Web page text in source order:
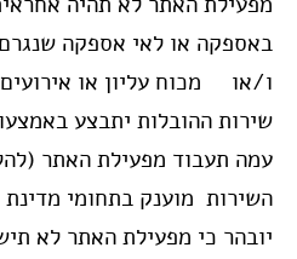
באספקה או לאי אספקה
ו/או מכוח עליון או
שירות ההובלות יתבצע
עמה תעבוד מפעילת האתר
השירות מוענק בתחומי
יובהר כי מפעילת האתר לא